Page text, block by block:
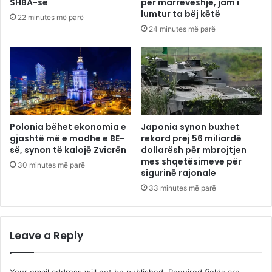
22 minutes më parë
lumtur ta bëj këtë
24 minutes më parë
Polonia bëhet ekonomia e
gjashtë më e madhe e BE-
së, synon të kalojë Zvicrën
30 minutes më parë
Japonia synon buxhet
rekord prej 56 miliardë
dollarësh për mbrojtjen
mes shqetësimeve për
sigurinë rajonale
33 minutes më parë
Leave a Reply